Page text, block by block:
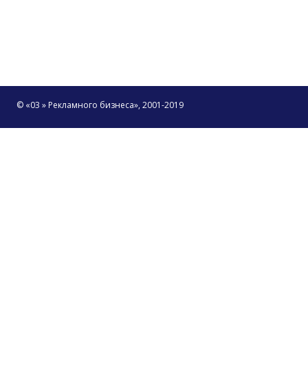
© «03 » Рекламного бизнеса», 2001-2019